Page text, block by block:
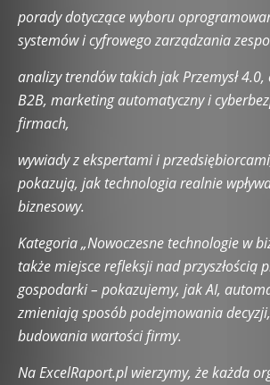
Sztuczna inteligencja w codziennym życiu
Technologie VRAR
Testowanie oprogramowania
Testy i recenzje oprogramowania
Tworzenie
UXUI Design
WordPress
Wywiady
Zrównoważone technologie (Sustainable Tech)
porady dotyczące wyboru
systemów i cyfrowego zarządzania
analizy trendów takich jak Przemysł
B2B, marketing automatyczny i
firmach,
wywiady z ekspertami i
pokazują, jak technologia realnie
biznesowy.
Kategoria „Nowoczesne technologie w
także miejsce refleksji nad przyszłością
gospodarki – pokazujemy, jak AI,
zmieniają sposób podejmowania
budowania wartości firmy.
Na ExcelRaport.pl wierzymy, że każda